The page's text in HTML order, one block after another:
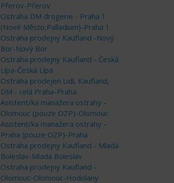
Přerov-Přerov
Ostraha DM drogerie - Praha 1
(Nové Město,Palladium)-Praha 1
Ostraha prodejny Kaufland -Nový
Bor-Nový Bor
Ostraha prodejny Kaufland - Česká
Lípa-Česká Lípa
Ostraha prodejen Lidl, Kaufland,
DM - celá Praha-Praha
Asistent/ka manažera ostrahy -
Olomouc (pouze OZP)-Olomouc
Asistent/ka manažera ostrahy -
Praha (pouze OZP)-Praha
Ostraha prodejny Kaufland - Mladá
Boleslav-Mladá Boleslav
Ostraha prodejny Kaufland -
Olomouc-Olomouc-Hodolany